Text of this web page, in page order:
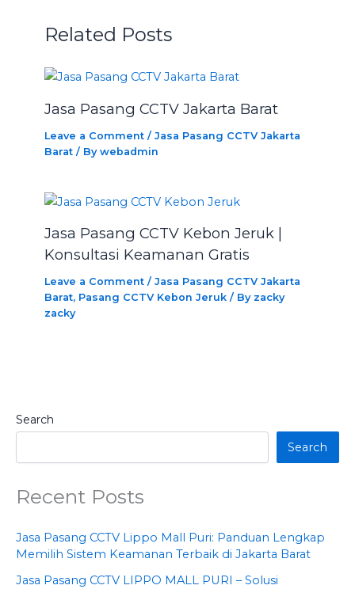
Related Posts
Jasa Pasang CCTV Jakarta Barat
Leave a Comment /Jasa Pasang CCTV Jakarta
Barat / Bywebadmin
Jasa Pasang CCTV Kebon Jeruk |
Konsultasi Keamanan Gratis
Leave a Comment /Jasa Pasang CCTV Jakarta
Barat, Pasang CCTV Kebon Jeruk / By zacky
zacky
Search
Search
Recent Posts
Jasa Pasang CCTV Lippo Mall Puri: Panduan Lengkap
Memilih Sistem Keamanan Terbaik di Jakarta Barat
Jasa Pasang CCTV LIPPO MALL PURI – Solusi